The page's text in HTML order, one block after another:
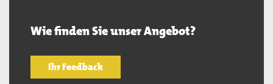
Wie finden Sie unser Angebot?
Ihr Feedback